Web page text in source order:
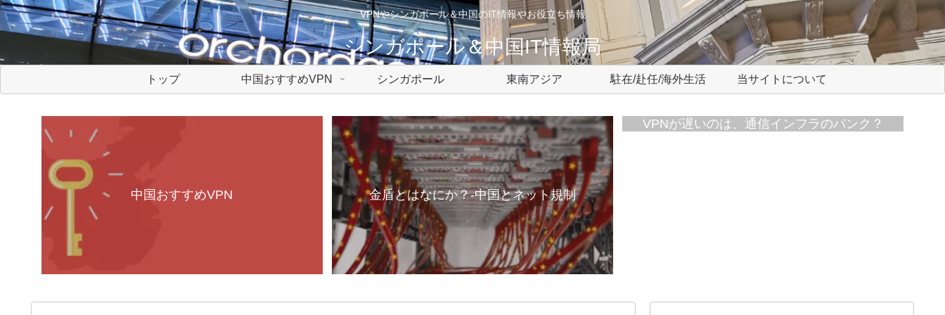
VPNやシンガポール＆中国のIT情報やお役立ち情報
シンガポール＆中国IT情報局
トップ 中国おすすめVPN シンガポール 東南アジア 駐在/赴任/海外生活 当サイトについて
中国おすすめVPN 金盾とはなにか？-中国とネット規制
VPNが遅いのは、通信インフラのパンク？